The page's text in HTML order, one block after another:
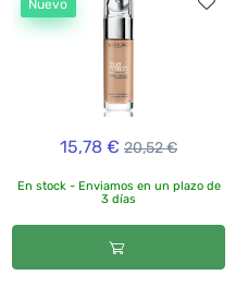
Nuevo
15,78 € 20,52 €
En stock - Enviamos en un plazo de
3 días